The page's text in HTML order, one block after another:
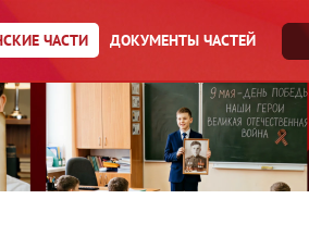
ЧАСТИ ДОКУМЕНТЫ ЧАСТЕЙ